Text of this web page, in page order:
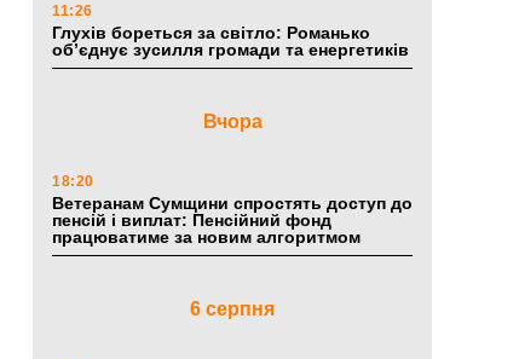
11:26
Глухів бореться за світло: Романько
об’єднує зусилля громади та енергетиків
Вчора
18:20
Ветеранам Сумщини спростять доступ до
пенсій і виплат: Пенсійний фонд
працюватиме за новим алгоритмом
6 серпня